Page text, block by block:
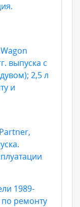
выпуска с
2,5 л
и
1989-
по ремонту